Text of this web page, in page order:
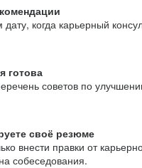
когда карьерный
готова
советов по
своё резюме
внести правки от
собеседования.